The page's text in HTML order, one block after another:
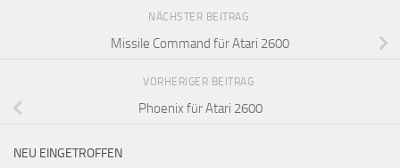
NÄCHSTER BEITRAG
Missile Command für Atari 2600
VORHERIGER BEITRAG
Phoenix für Atari 2600
NEU EINGETROFFEN